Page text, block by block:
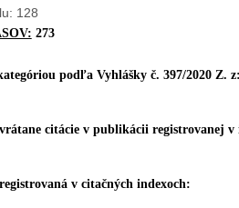
128
273
podľa Vyhlášky č. 397/2020 Z. z:
citácie v publikácii registrovanej v
v citačných indexoch: